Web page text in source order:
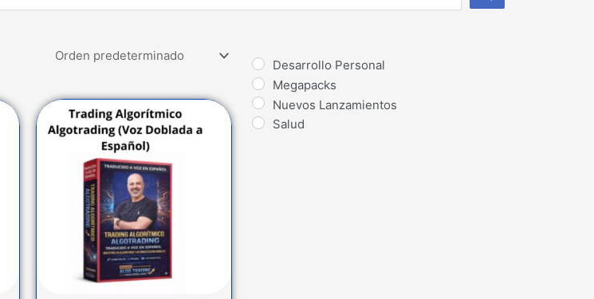
Desarrollo Personal
Megapacks
Nuevos Lanzamientos
Salud